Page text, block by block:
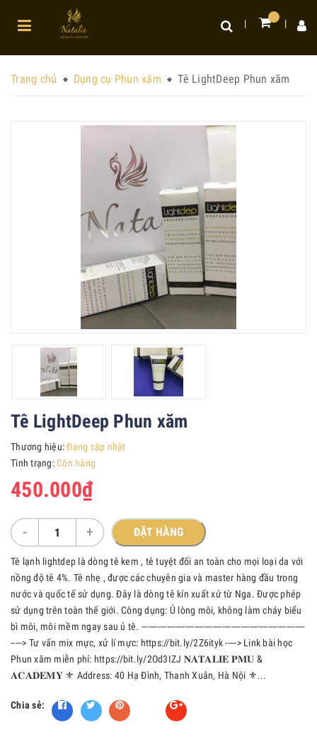
Trang chủ Dụng cụ Phun xăm Tê LightDeep Phun xăm
Tê LightDeep Phun xăm
Thương hiệu:Đang cập nhật
Tình trạng:Còn hàng
450.000₫
- + ĐẶT HÀNG
Tê lạnh lightdep là dòng tê kem , tê tuyệt đối an toàn cho mọi loại da với
nồng độ tê 4%. Tê nhẹ , được các chuyên gia và master hàng đầu trong
nước và quốc tế sử dụng. Đây là dòng tê kín xuất xứ từ Nga. Được phép
sử dụng trên toàn thế giới. Công dụng: Ủ lòng môi, không làm cháy biểu
bì môi, môi mềm ngay sau ủ tê. -----------------------------------------------------------------------
-----> Tư vấn mix mực, xử lí mực: https://bit.ly/2Z6ityk -----> Link bài học
Phun xăm miễn phí: https://bit.ly/2Od3IZJ 𝐍𝐀𝐓𝐀𝐋𝐈𝐄 𝐏𝐌𝐔 &
𝐀𝐂𝐀𝐃𝐄𝐌𝐘 ⚜️ Address: 40 Hạ Đình, Thanh Xuân, Hà Nội ⚜️...
Chia sẻ: